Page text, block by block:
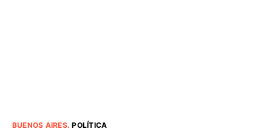
BUENOS AIRES.POLÍTICA